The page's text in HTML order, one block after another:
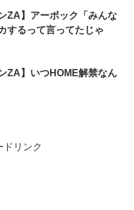
ZA】アーボック「みんな
するって言ってたじゃ
ZA】いつHOME解禁なん
ドリンク